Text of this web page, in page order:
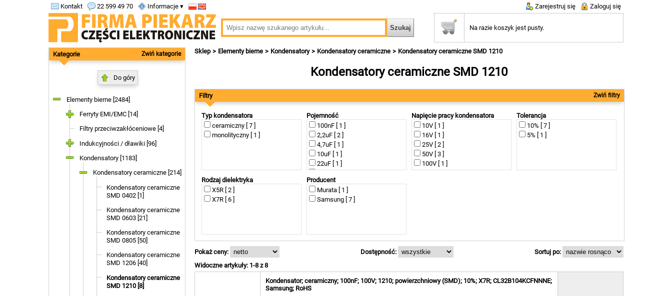
Kontakt 22 599 49 70 Informacje ▾ Zarejestruj się Zaloguj się
Na razie koszyk jest pusty.
Kategorie Zwiń kategorie
Do góry
Elementy bierne [2484]
Ferryty EMI/EMC [14]
Filtry przeciwzakłóceniowe [4]
Indukcyjności / dławiki [96]
Kondensatory [1183]
Kondensatory ceramiczne [214]
Kondensatory ceramiczne
SMD 0402 [1]
Kondensatory ceramiczne
SMD 0603 [21]
Kondensatory ceramiczne
SMD 0805 [50]
Kondensatory ceramiczne
SMD 1206 [40]
Kondensatory ceramiczne
SMD 1210 [8]
Sklep Elementy bierne Kondensatory Kondensatory ceramiczne Kondensatory ceramiczne SMD 1210
Kondensatory ceramiczne SMD 1210
Filtry Zwiń filtry
Typ kondensatora
ceramiczny [ 7 ]
monolityczny [ 1 ]
Pojemność
100nF [ 1 ]
2,2uF [ 2 ]
4,7uF [ 1 ]
10uF [ 1 ]
22uF [ 1 ]
100uF [ 1 ]
Napięcie pracy kondensatora
10V [ 1 ]
16V [ 1 ]
25V [ 2 ]
50V [ 3 ]
100V [ 1 ]
Tolerancja
10% [ 7 ]
5% [ 1 ]
Rodzaj dielektryka
X5R [ 2 ]
X7R [ 6 ]
Producent
Murata [ 1 ]
Samsung [ 7 ]
Pokaż ceny: Dostępność:
Sortuj po:
Widoczne artykuły: 1-8 z 8
Kondensator; ceramiczny; 100nF; 100V; 1210; powierzchniowy (SMD); 10%; X7R; CL32B104KCFNNNE;
Samsung; RoHS